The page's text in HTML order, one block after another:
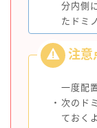
分内側
たドミ
・
一度配
次のド
ておく